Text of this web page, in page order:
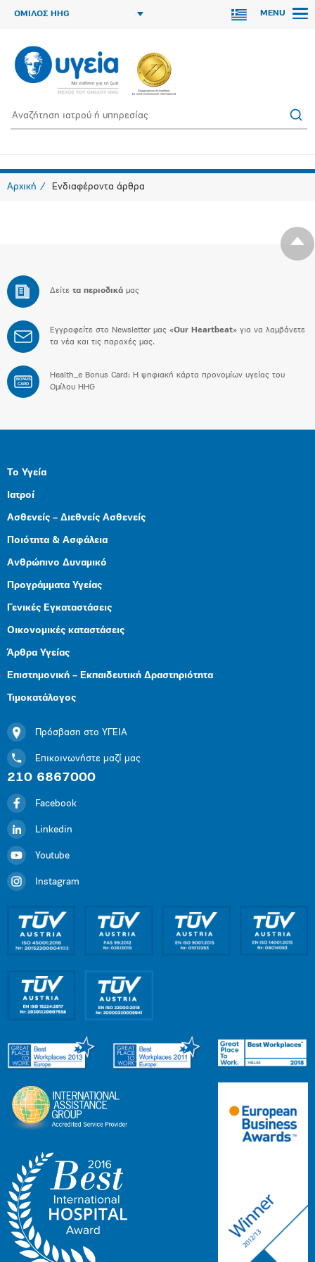
ΟΜΙΛΟΣ HHG MENU
Αρχική Ενδιαφέροντα άρθρα
Δείτε τα περιοδικά μας
Εγγραφείτε στο Newsletter μας «Our Heartbeat» για να λαμβάνετε
τα νέα και τις παροχές μας.
BONUS
CARD
Health_e Bonus Card: H ψηφιακή κάρτα προνομίων υγείας του
Ομίλου HHG
Το Υγεία
Ιατροί
Ασθενείς – Διεθνείς Ασθενείς
Ποιότητα & Ασφάλεια
Ανθρώπινο Δυναμικό
Προγράμματα Υγείας
Γενικές Εγκαταστάσεις
Οικονομικές καταστάσεις
Άρθρα Υγείας
Επιστημονική – Εκπαιδευτική Δραστηριότητα
Τιμοκατάλογος
Πρόσβαση στο ΥΓΕΙΑ
Επικοινωνήστε μαζί μας
210 6867000
Facebook
Linkedin
Youtube
Instagram